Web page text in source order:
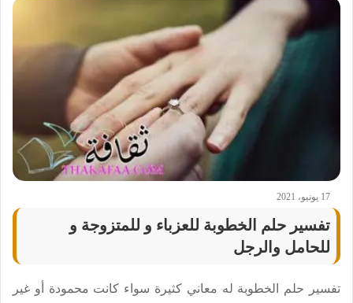
17 يونيو، 2021
تفسير حلم الخطوبة للعزباء و للمتزوجة و
للحامل والرجل
تفسير حلم الخطوبة له معاني كثيرة سواء كانت محمودة أو غير